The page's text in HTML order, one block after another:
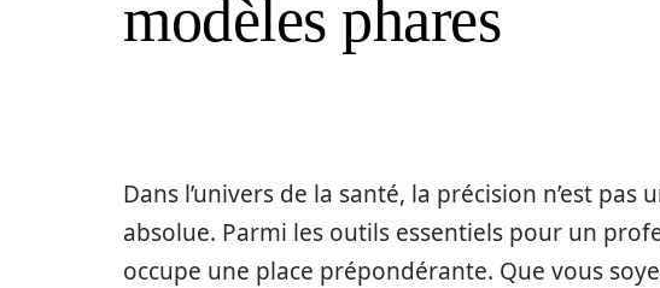
modèles phares
Dans l’univers de la santé, la précision n’est pas
absolue. Parmi les outils essentiels pour un
occupe une place prépondérante. Que vous